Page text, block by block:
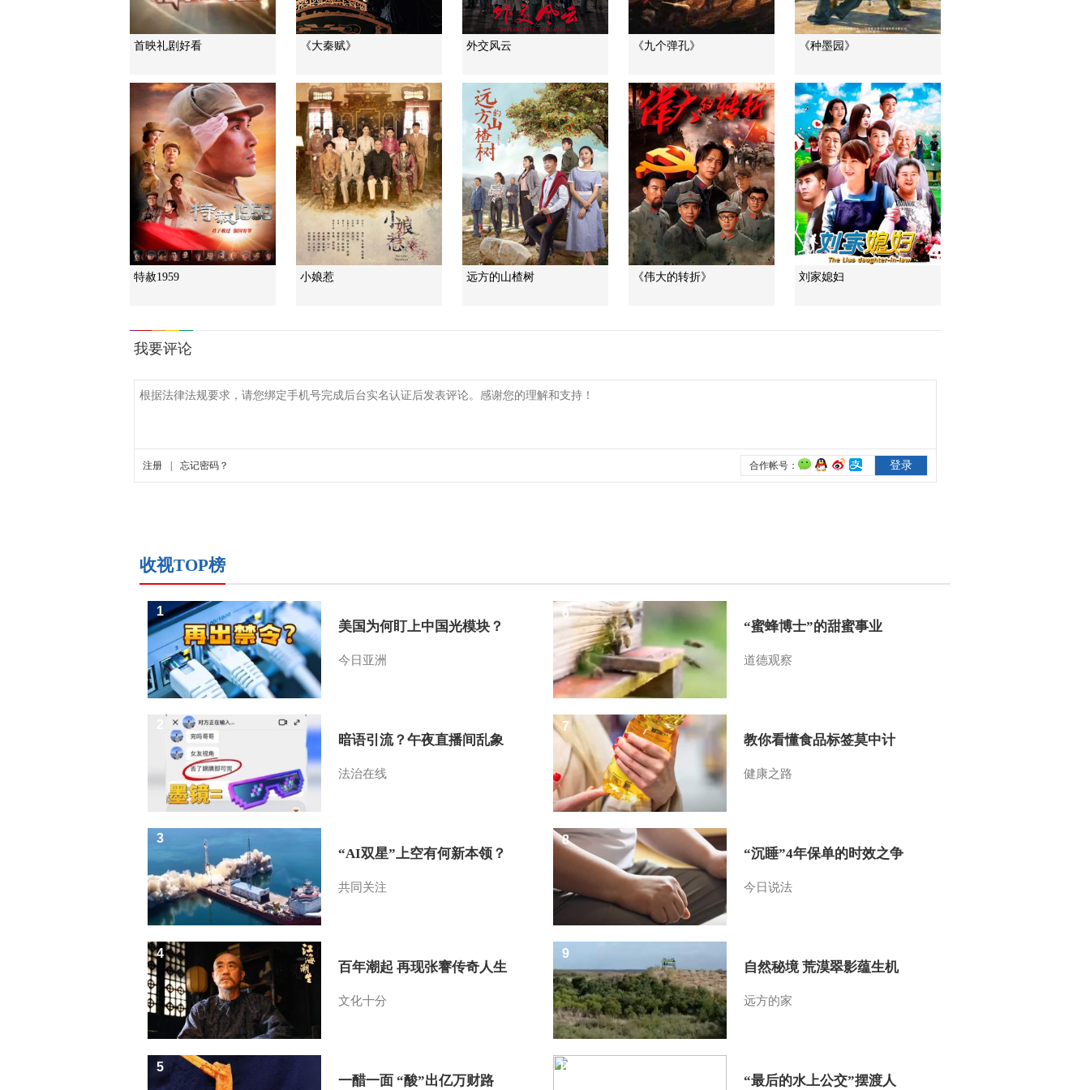
首映礼剧好看 《大秦赋》 外交风云 《九个弹孔》 《种墨园》
特赦1959 小娘惹 远方的山楂树 《伟大的转折》 刘家媳妇
收视TOP榜
美国为何盯上中国光模块？
今日亚洲
1
暗语引流？午夜直播间乱象
法治在线
“AI双星”上空有何新本领？
共同关注
3
百年潮起 再现张謇传奇人生
文化十分
4
一醋一面 “酸”出亿万财路
5
“蜜蜂博士”的甜蜜事业
道德观察
6
教你看懂食品标签莫中计
健康之路
7
“沉睡”4年保单的时效之争
今日说法
8
自然秘境 荒漠翠影蕴生机
远方的家
9
“最后的水上公交”摆渡人
10